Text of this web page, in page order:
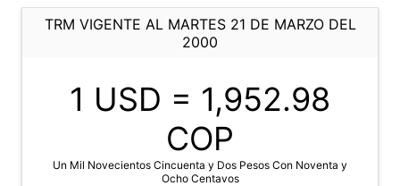
TRM VIGENTE AL MARTES 21 DE MARZO DEL
2000
1 USD = 1,952.98
COP
Un Mil Novecientos Cincuenta y Dos Pesos Con Noventa y
Ocho Centavos